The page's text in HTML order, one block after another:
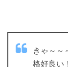
きゃ～～
格好良い